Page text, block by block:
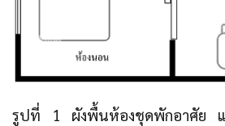
รูปที่ 1 ผังพื้นห้องชุดพักอาศัย แ